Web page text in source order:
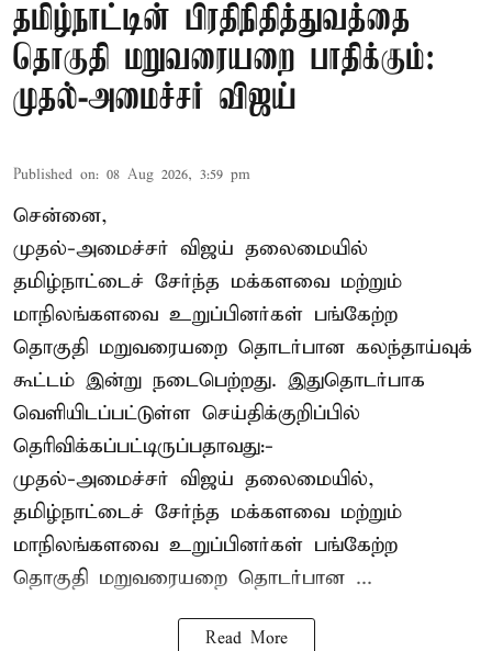
தமிழ்நாட்டின் பிரதிநிதித்துவத்தை
தொகுதி மறுவரையறை பாதிக்கும்:
முதல்-அமைச்சர் விஜய்
Published on: 08 Aug 2026, 3:59 pm
சென்னை,
முதல்-அமைச்சர் விஜய் தலைமையில்
தமிழ்நாட்டைச் சேர்ந்த மக்களவை மற்றும்
மாநிலங்களவை உறுப்பினர்கள் பங்கேற்ற
தொகுதி மறுவரையறை தொடர்பான கலந்தாய்வுக்
கூட்டம் இன்று நடைபெற்றது. இதுதொடர்பாக
வெளியிடப்பட்டுள்ள செய்திக்குறிப்பில்
தெரிவிக்கப்பட்டிருப்பதாவது:-
முதல்-அமைச்சர் விஜய் தலைமையில்,
தமிழ்நாட்டைச் சேர்ந்த மக்களவை மற்றும்
மாநிலங்களவை உறுப்பினர்கள் பங்கேற்ற
தொகுதி மறுவரையறை தொடர்பான ...
Read More